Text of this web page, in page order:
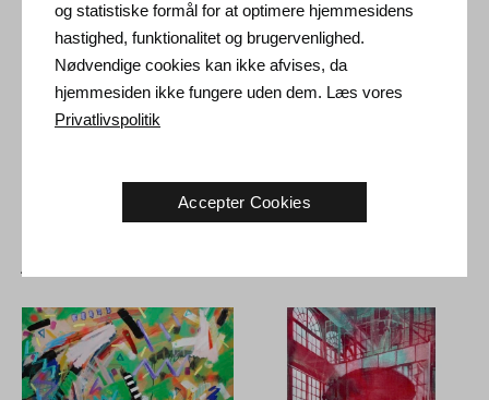
Forsendelse: Salgsprisen er inklusiv levering. Læs
handelsbetingelser
Håndtering: Sendes sikkert og forsikret. Mere information
kontakt os
og statistiske formål for at optimere hjemmesidens
hastighed, funktionalitet og brugervenlighed.
Nødvendige cookies kan ikke afvises, da
hjemmesiden ikke fungere uden dem. Læs vores
Privatlivspolitik
Accepter Cookies